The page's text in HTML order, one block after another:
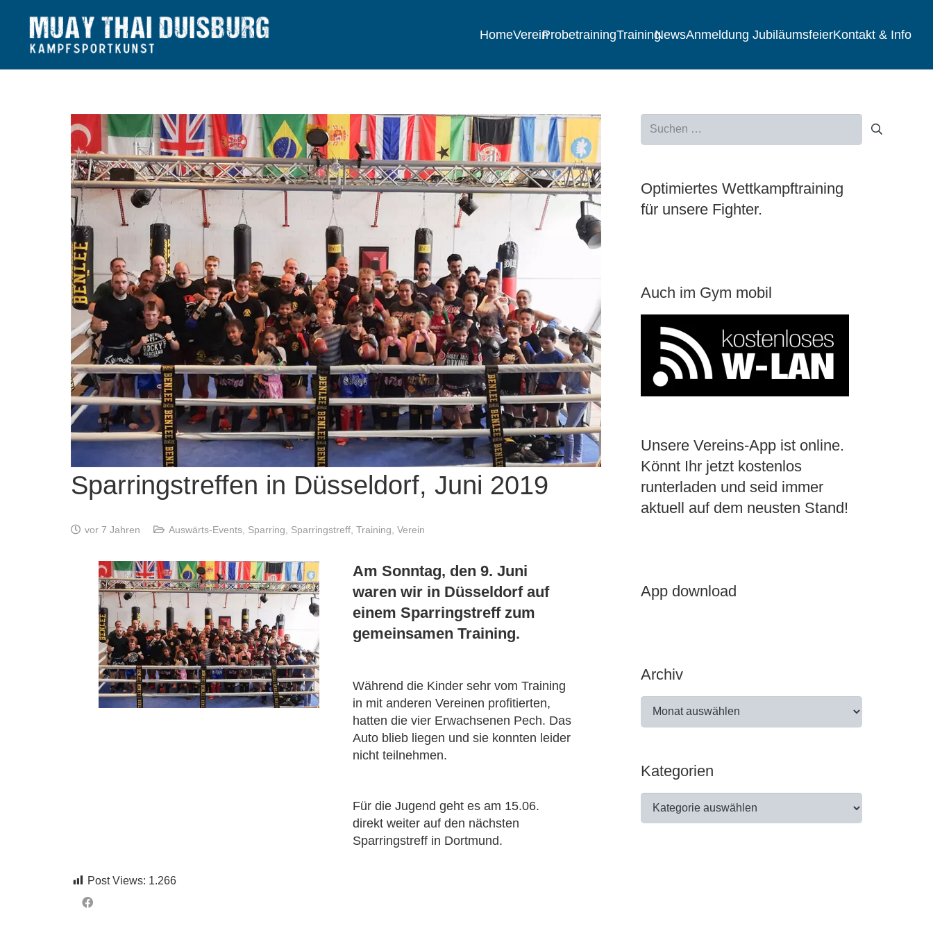
HomeVereinProbetrainingTrainingNewsAnmeldung JubiläumsfeierKontakt & Info
Sparringstreffen in Düsseldorf, Juni 2019
vor 7 Jahren Auswärts-Events, Sparring Sparringstreff, Training Verein
Am Sonntag, den 9. Juni
waren wir in Düsseldorf auf
einem Sparringstreff zum
gemeinsamen Training.
Während die Kinder sehr vom Training
in mit anderen Vereinen profitierten,
hatten die vier Erwachsenen Pech. Das
Auto blieb liegen und sie konnten leider
nicht teilnehmen.
Für die Jugend geht es am 15.06.
direkt weiter auf den nächsten
Sparringstreff in Dortmund.
Post Views: 1.266
Suchen
Optimiertes Wettkampftraining
für unsere Fighter.
Auch im Gym mobil
Unsere Vereins-App ist online.
Könnt Ihr jetzt kostenlos
runterladen und seid immer
aktuell auf dem neusten Stand!
App download
Archiv
Archiv
Kategorien
Kategorien